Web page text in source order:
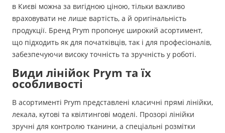
в Києві можна за вигідною ціною, тільки важливо
враховувати не лише вартість, а й оригінальність
продукції. Бренд Prym пропонує широкий асортимент,
що підходить як для початківців, так і для професіоналів,
забезпечуючи високу точність та зручність у роботі.
Види лінійок Prym та їх
особливості
В асортименті Prym представлені класичні прямі лінійки,
лекала, кутові та квілтингові моделі. Прозорі лінійки
зручні для контролю тканини, а спеціальні розмітки